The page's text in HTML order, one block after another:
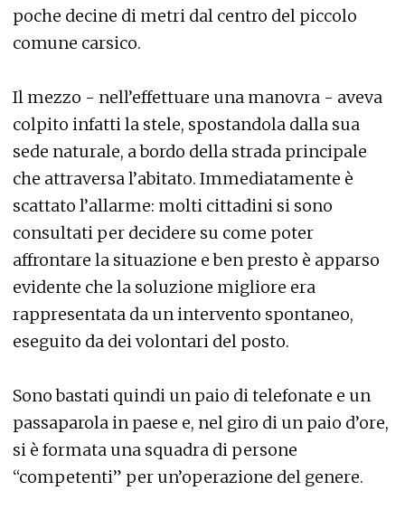
poche decine di metri dal centro del piccolo
comune carsico.
Il mezzo - nell’effettuare una manovra - aveva
colpito infatti la stele, spostandola dalla sua
sede naturale, a bordo della strada principale
che attraversa l’abitato. Immediatamente è
scattato l’allarme: molti cittadini si sono
consultati per decidere su come poter
affrontare la situazione e ben presto è apparso
evidente che la soluzione migliore era
rappresentata da un intervento spontaneo,
eseguito da dei volontari del posto.
Sono bastati quindi un paio di telefonate e un
passaparola in paese e, nel giro di un paio d’ore,
si è formata una squadra di persone
“competenti” per un’operazione del genere.